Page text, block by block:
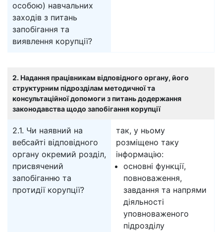
особою) навчальних
заходів з питань
запобігання та
виявлення корупції?
2. Надання працівникам відповідного органу, його
структурним підрозділам методичної та
консультаційної допомоги з питань додержання
законодавства щодо запобігання корупції
2.1. Чи наявний на
вебсайті відповідного
органу окремий розділ,
присвячений
запобіганню та
протидії корупції?
так, у ньому
розміщено таку
інформацію:
основні функції,
повноваження,
завдання та напрями
діяльності
уповноваженого
підрозділу